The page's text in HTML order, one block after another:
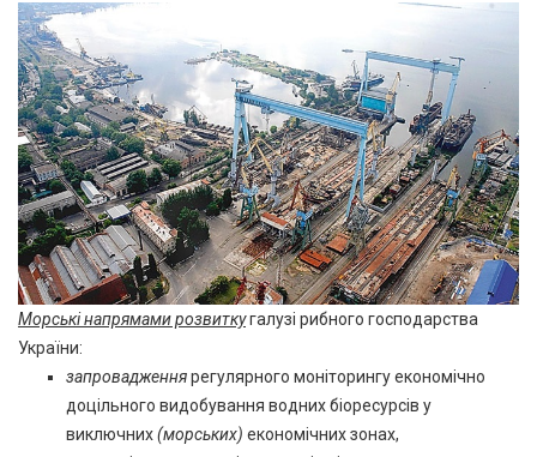
Морські напрямами розвиткугалузі рибного господарства
України:
запровадженнярегулярного моніторингу економічно
доцільного видобування водних біоресурсів у
виключних(морських) економічних зонах,